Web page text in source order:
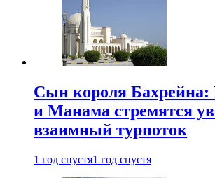
Сын короля
и Манама стремятся
взаимный турпоток
1 год спустя1 год спустя